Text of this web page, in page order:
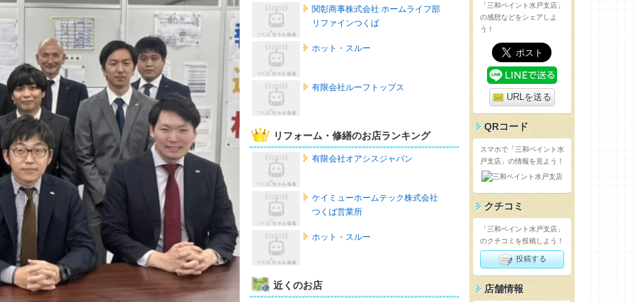
関彰商事株式会社 ホームライフ部
リファインつくば
ホット・スルー
有限会社ルーフトップス
リフォーム・修繕のお店ランキング
有限会社オアシスジャパン
ケイミューホームテック株式会社
つくば営業所
ホット・スルー
近くのお店
「三和ペイント水戸支店」
の感想などをシェアしよ
う！
URLを送る
QRコード
スマホで「三和ペイント水
戸支店」の情報を見よう！
クチコミ
「三和ペイント水戸支店」
のクチコミを投稿しよう！
投稿する
店舗情報